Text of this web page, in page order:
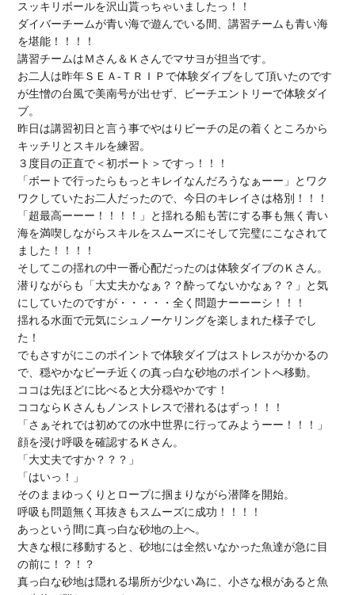
スッキリボールを沢山貰っちゃいましたっ！！
ダイバーチームが青い海で遊んでいる間、講習チームも青い海
を堪能！！！！
講習チームはＭさん＆Ｋさんでマサヨが担当です。
お二人は昨年ＳＥＡ-ＴＲＩＰで体験ダイブをして頂いたのです
が生憎の台風で美南号が出せず、ビーチエントリーで体験ダイ
ブ。
昨日は講習初日と言う事でやはりビーチの足の着くところから
キッチリとスキルを練習。
３度目の正直で＜初ボート＞ですっ！！！
「ボートで行ったらもっとキレイなんだろうなぁーー」とワク
ワクしていたお二人だったので、今日のキレイさは格別！！！
「超最高ーーー！！！！」と揺れる船も苦にする事も無く青い
海を満喫しながらスキルをスムーズにそして完璧にこなされて
ました！！！！
そしてこの揺れの中一番心配だったのは体験ダイブのＫさん。
潜りながらも「大丈夫かなぁ？？酔ってないかなぁ？？」と気
にしていたのですが・・・・・全く問題ナーーーシ！！！
揺れる水面で元気にシュノーケリングを楽しまれた様子でし
た！
でもさすがにこのポイントで体験ダイブはストレスがかかるの
で、穏やかなビーチ近くの真っ白な砂地のポイントへ移動。
ココは先ほどに比べると大分穏やかです！
ココならＫさんもノンストレスで潜れるはずっ！！！
「さぁそれでは初めての水中世界に行ってみようーー！！！」
顔を浸け呼吸を確認するＫさん。
「大丈夫ですか？？？」
「はいっ！」
そのままゆっくりとロープに掴まりながら潜降を開始。
呼吸も問題無く耳抜きもスムーズに成功！！！！
あっという間に真っ白な砂地の上へ。
大きな根に移動すると、砂地には全然いなかった魚達が急に目
の前に！？！？
真っ白な砂地は隠れる場所が少ない為に、小さな根があると魚